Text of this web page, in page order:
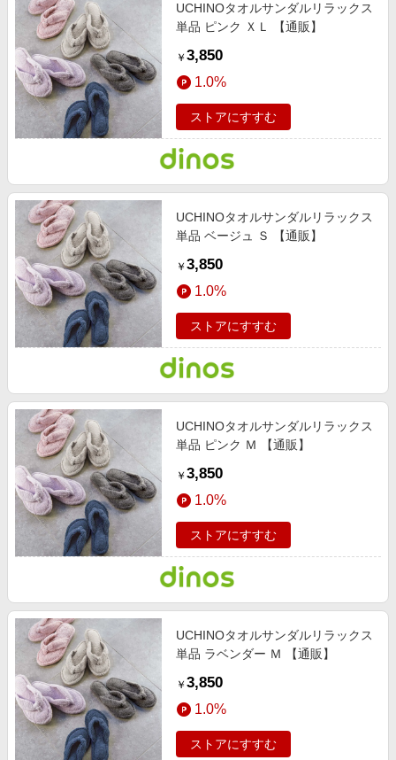
UCHINOタオルサンダルリラックス
単品 ピンク ＸＬ 【通販】
￥ 3,850
1.0%
ストアにすすむ
UCHINOタオルサンダルリラックス
単品 ベージュ Ｓ 【通販】
￥ 3,850
1.0%
ストアにすすむ
UCHINOタオルサンダルリラックス
単品 ピンク Ｍ 【通販】
￥ 3,850
1.0%
ストアにすすむ
UCHINOタオルサンダルリラックス
単品 ラベンダー Ｍ 【通販】
￥ 3,850
1.0%
ストアにすすむ